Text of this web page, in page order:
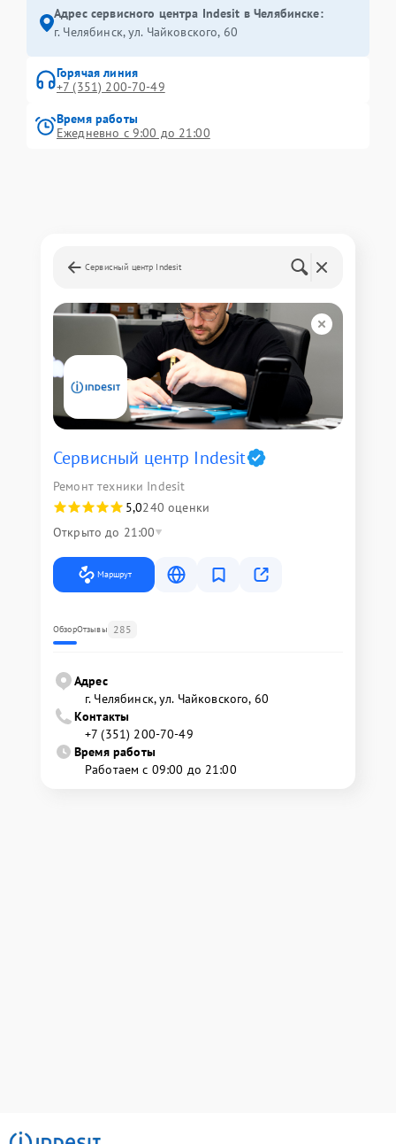
Адрес сервисного центра Indesit в Челябинске:
г. Челябинск, ул. Чайковского, 60
Горячая линия
+7 (351) 200-70-49
Время работы
Ежедневно с 9:00 до 21:00
Сервисный центр Indesit
Сервисный центр Indesit
Ремонт техники Indesit
5,0240 оценки
Открыто до 21:00
Маршрут
ОбзорОтзывы 285
Адрес
г. Челябинск, ул. Чайковского, 60
Контакты
+7 (351) 200-70-49
Время работы
Работаем с 09:00 до 21:00